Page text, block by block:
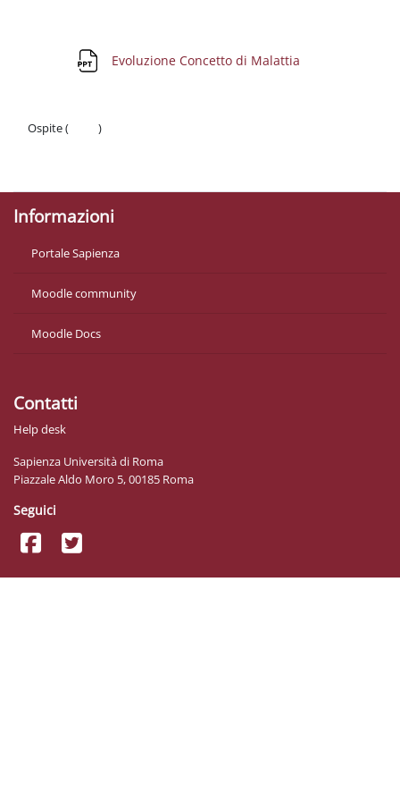
Evoluzione Concetto di Malattia
Ospite (
)
Informazioni
Portale Sapienza
Moodle community
Moodle Docs
Contatti
Help desk
Sapienza Università di Roma
Piazzale Aldo Moro 5, 00185 Roma
Seguici